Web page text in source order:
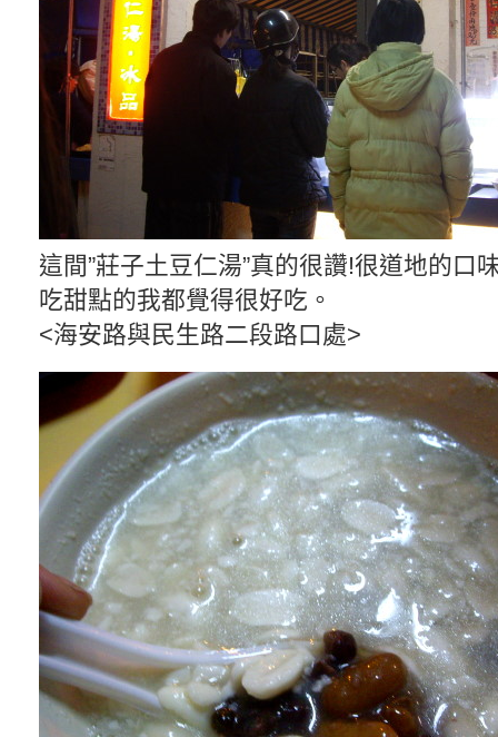
這間”莊子土豆仁湯”真的很讚!很道地的口
吃甜點的我都覺得很好吃。
<海安路與民生路二段路口處>